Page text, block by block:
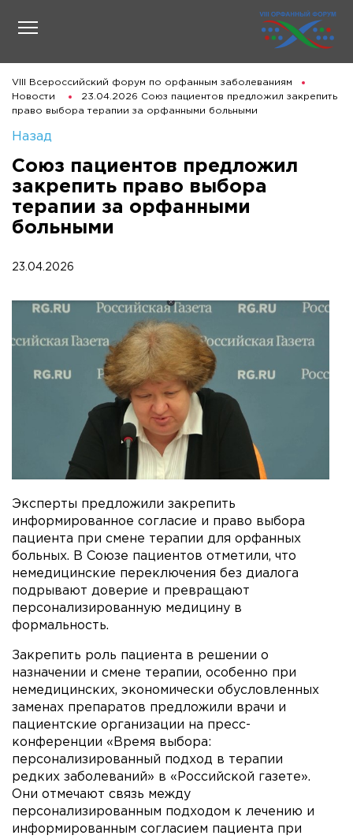
VIII Всероссийский форум по орфанным заболеваниям
Новости
23.04.2026 Союз пациентов предложил закрепить
право выбора терапии за орфанными больными
Назад
Союз пациентов предложил
закрепить право выбора
терапии за орфанными
больными
23.04.2026
Эксперты предложили закрепить
информированное согласие и право выбора
пациента при смене терапии для орфанных
больных. В Союзе пациентов отметили, что
немедицинские переключения без диалога
подрывают доверие и превращают
персонализированную медицину в
формальность.
Закрепить роль пациента в решении о
назначении и смене терапии, особенно при
немедицинских, экономически обусловленных
заменах препаратов предложили врачи и
пациентские организации на пресс-
конференции «Время выбора:
персонализированный подход в терапии
редких заболеваний» в «Российской газете».
Они отмечают связь между
персонализированным подходом к лечению и
информированным согласием пациента при